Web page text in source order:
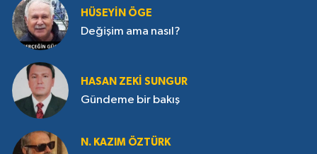
HÜSEYIN ÖGE
Değişim ama nasıl?
HASAN ZEKI SUNGUR
Gündeme bir bakış
N. KAZIM ÖZTÜRK